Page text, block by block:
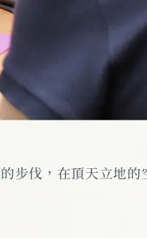
步伐，在頂天立地的